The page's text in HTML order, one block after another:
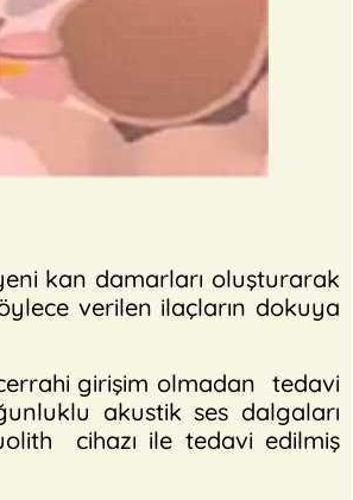
kan damarları oluşturarak
verilen ilaçların dokuya
girişim olmadan tedavi
akustik ses dalgaları
cihazı ile tedavi edilmiş